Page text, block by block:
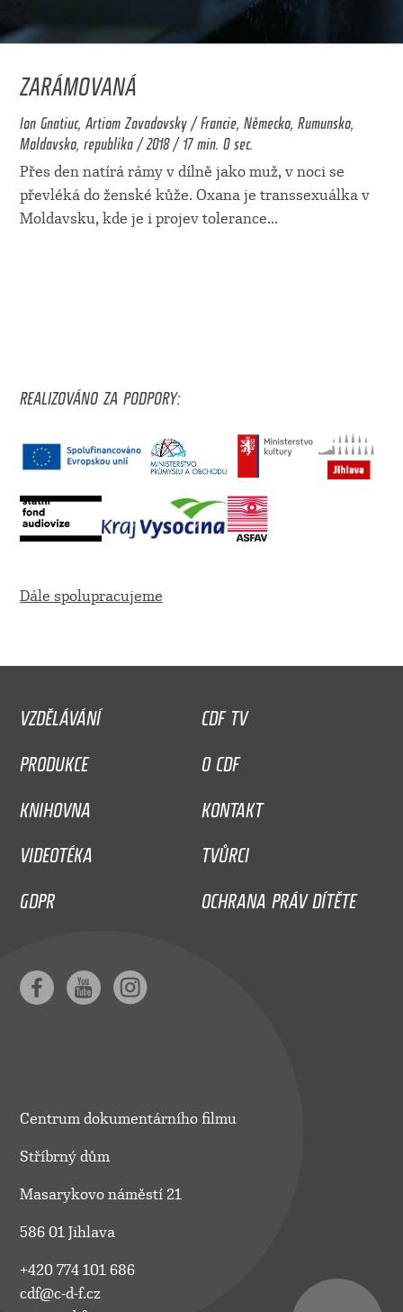
ZARÁMOVANÁ
Ion Gnatiuc, Artiom Zavadovsky / Francie, Německo, Rumunsko,
Moldavsko, republika / 2018 / 17 min. 0 sec.
Přes den natírá rámy v dílně jako muž, v noci se
převléká do ženské kůže. Oxana je transsexuálka v
Moldavsku, kde je i projev tolerance...
REALIZOVÁNO ZA PODPORY:
Dále spolupracujeme
VZDĚLÁVÁNÍ
CDF TV
PRODUKCE
O CDF
KNIHOVNA
KONTAKT
VIDEOTÉKA
TVŮRCI
GDPR
OCHRANA PRÁV DÍTĚTE
Centrum dokumentárního filmu
Stříbrný dům
Masarykovo náměstí 21
586 01 Jihlava
+420 774 101 686
cdf@c-d-f.cz